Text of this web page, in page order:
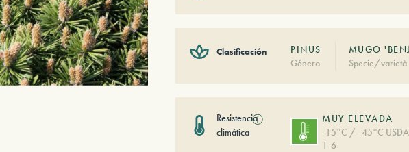
Clasificación
PINUS
Género
MUGO
Specie/varietà
Resistencia
climática
ⓘ
MUY ELEVADA
-15°C / -45°C USDA
1-6